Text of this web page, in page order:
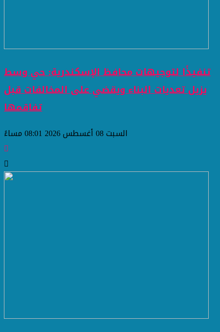
تنفيذًا لتوجيهات محافظ الإسكندرية: حي وسط
يزيل تعديات البناء ويقضي على المخالفات قبل
تفاقمها
السبت 08 أغسطس 2026 08:01 مساءً